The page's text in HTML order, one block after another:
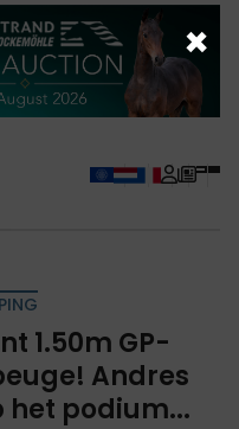
1.50m GP-
Andres
het podium...
×